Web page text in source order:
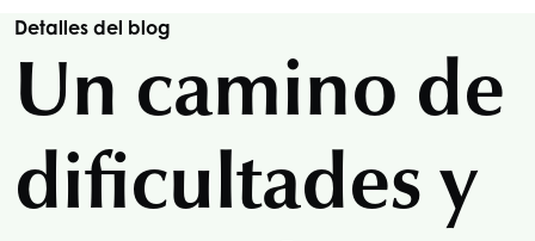
Detalles del blog
Un camino de
dificultades y